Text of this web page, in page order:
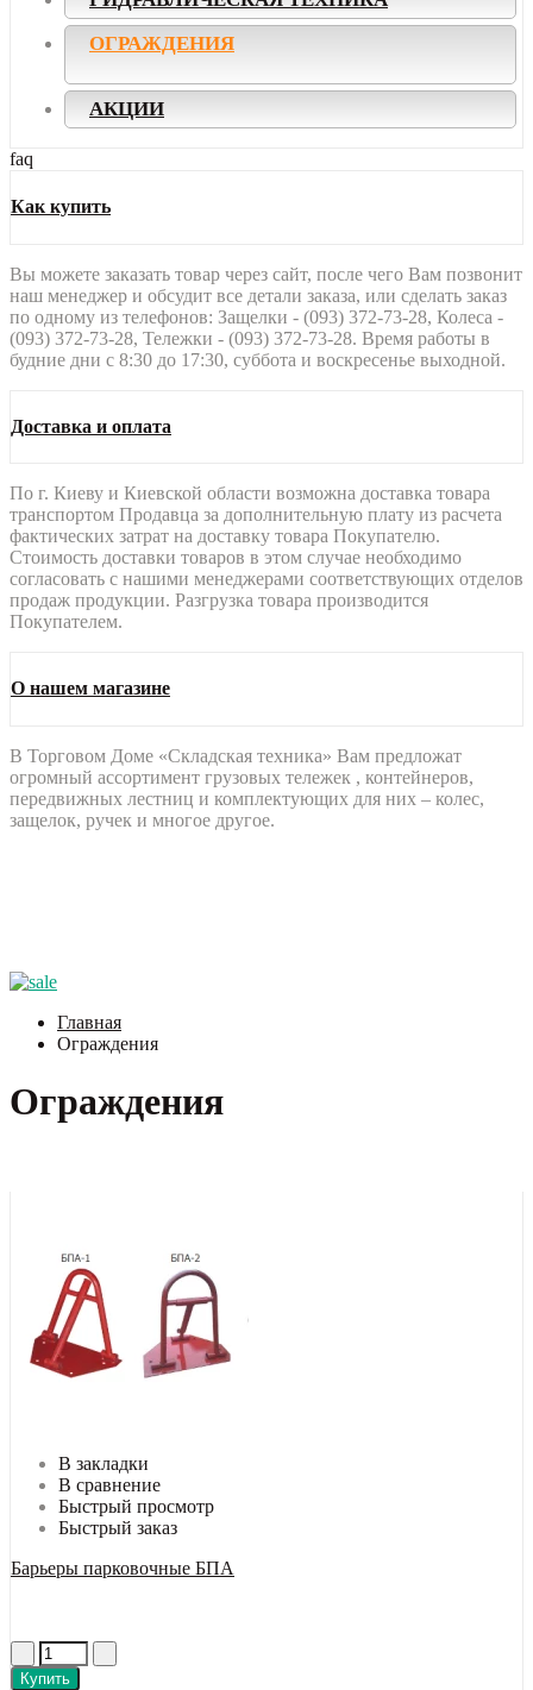
ОГРАЖДЕНИЯ
АКЦИИ
faq
Как купить
Вы можете заказать товар через сайт, после чего Вам позвонит
наш менеджер и обсудит все детали заказа, или сделать заказ
по одному из телефонов: Защелки - (093) 372-73-28, Колеса -
(093) 372-73-28, Тележки - (093) 372-73-28. Время работы в
будние дни с 8:30 до 17:30, суббота и воскресенье выходной.
Доставка и оплата
По г. Киеву и Киевской области возможна доставка товара
транспортом Продавца за дополнительную плату из расчета
фактических затрат на доставку товара Покупателю.
Стоимость доставки товаров в этом случае необходимо
согласовать с нашими менеджерами соответствующих отделов
продаж продукции. Разгрузка товара производится
Покупателем.
О нашем магазине
В Торговом Доме «Складская техника» Вам предложат
огромный ассортимент грузовых тележек , контейнеров,
передвижных лестниц и комплектующих для них – колес,
защелок, ручек и многое другое.
Главная
Ограждения
Ограждения
В закладки
В сравнение
Быстрый просмотр
Быстрый заказ
Барьеры парковочные БПА
Купить